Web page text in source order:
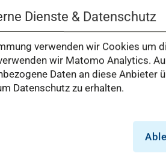
das komplette Spektrum
24 Stunden pH-Metrie,
eines laryngo-pharyngealen
oder Computertomografie).
Dienste & Datenschutz
verwenden wir Cookies um
wir Matomo Analytics.
Daten an diese
Datenschutz zu erhalten.